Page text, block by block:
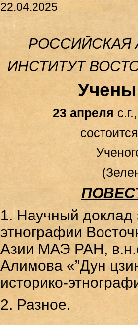
22.04.2025
РОССИЙСКАЯ
ИНСТИТУТ
23 апреля с.г.,
1. Научный доклад
этнографии
Азии МАЭ РАН,
Алимова «”Дун
историко-
2. Разное.